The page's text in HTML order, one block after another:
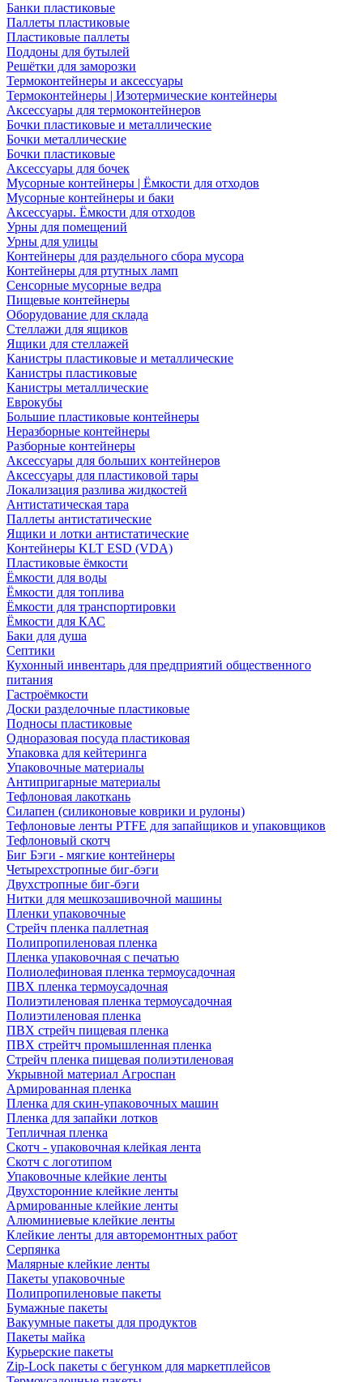
Банки пластиковые
Паллеты пластиковые
Пластиковые паллеты
Поддоны для бутылей
Решётки для заморозки
Термоконтейнеры и аксессуары
Термоконтейнеры | Изотермические контейнеры
Аксессуары для термоконтейнеров
Бочки пластиковые и металлические
Бочки металлические
Бочки пластиковые
Аксессуары для бочек
Мусорные контейнеры | Ёмкости для отходов
Мусорные контейнеры и баки
Аксессуары. Ёмкости для отходов
Урны для помещений
Урны для улицы
Контейнеры для раздельного сбора мусора
Контейнеры для ртутных ламп
Сенсорные мусорные ведра
Пищевые контейнеры
Оборудование для склада
Стеллажи для ящиков
Ящики для стеллажей
Канистры пластиковые и металлические
Канистры пластиковые
Канистры металлические
Еврокубы
Большие пластиковые контейнеры
Неразборные контейнеры
Разборные контейнеры
Аксессуары для больших контейнеров
Аксессуары для пластиковой тары
Локализация разлива жидкостей
Антистатическая тара
Паллеты антистатические
Ящики и лотки антистатические
Контейнеры KLT ESD (VDA)
Пластиковые ёмкости
Ёмкости для воды
Ёмкости для топлива
Ёмкости для транспортировки
Ёмкости для КАС
Баки для душа
Септики
Кухонный инвентарь для предприятий общественного
питания
Гастроёмкости
Доски разделочные пластиковые
Подносы пластиковые
Одноразовая посуда пластиковая
Упаковка для кейтеринга
Упаковочные материалы
Антипригарные материалы
Тефлоновая лакоткань
Силапен (силиконовые коврики и рулоны)
Тефлоновые ленты PTFE для запайщиков и упаковщиков
Тефлоновый скотч
Биг Бэги - мягкие контейнеры
Четырехстропные биг-бэги
Двухстропные биг-бэги
Нитки для мешкозашивочной машины
Пленки упаковочные
Стрейч пленка паллетная
Полипропиленовая пленка
Пленка упаковочная с печатью
Полиолефиновая пленка термоусадочная
ПВХ пленка термоусадочная
Полиэтиленовая пленка термоусадочная
Полиэтиленовая пленка
ПВХ стрейч пищевая пленка
ПВХ стрейтч промышленная пленка
Стрейч пленка пищевая полиэтиленовая
Укрывной материал Агроспан
Армированная пленка
Пленка для скин-упаковочных машин
Пленка для запайки лотков
Тепличная пленка
Скотч - упаковочная клейкая лента
Скотч с логотипом
Упаковочные клейкие ленты
Двухсторонние клейкие ленты
Армированные клейкие ленты
Алюминиевые клейкие ленты
Клейкие ленты для авторемонтных работ
Серпянка
Малярные клейкие ленты
Пакеты упаковочные
Полипропиленовые пакеты
Бумажные пакеты
Вакуумные пакеты для продуктов
Пакеты майка
Курьерские пакеты
Zip-Lock пакеты с бегунком для маркетплейсов